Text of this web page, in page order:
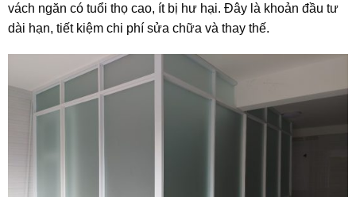
vách ngăn có tuổi thọ cao, ít bị hư hại. Đây là khoản đầu tư
dài hạn, tiết kiệm chi phí sửa chữa và thay thế.